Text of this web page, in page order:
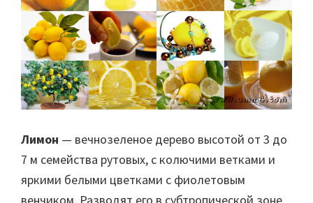
Лимон — вечнозеленое дерево высотой от 3 до
7 м семейства рутовых, с колючими ветками и
яркими белыми цветками с фиолетовым
венчиком. Разводят его в субтропической зоне